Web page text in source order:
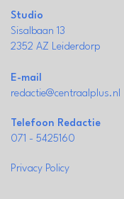
Studio
Sisalbaan 13
2352 AZ Leiderdorp
E-mail
redactie@centraalplus.nl
Telefoon Redactie
071 - 5425160
Privacy Policy